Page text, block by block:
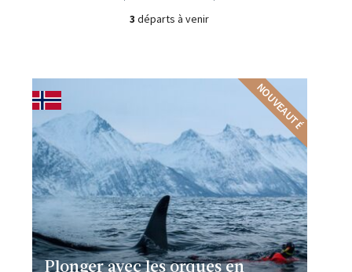
3 départs à venir
NOUVEAUTÉ
Plonger avec les orques en